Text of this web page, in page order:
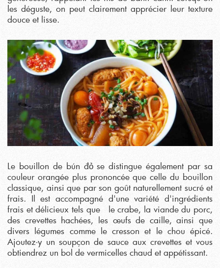
les déguste, on peut clairement apprécier leur texture
douce et lisse.
Le bouillon de bún đỏ se distingue également par sa
couleur orangée plus prononcée que celle du bouillon
classique, ainsi que par son goût naturellement sucré et
frais. Il est accompagné d'une variété d'ingrédients
frais et délicieux tels que le crabe, la viande du porc,
des crevettes hachées, les œufs de caille, ainsi que
divers légumes comme le cresson et le chou épicé.
Ajoutez-y un soupçon de sauce aux crevettes et vous
obtiendrez un bol de vermicelles chaud et appétissant.